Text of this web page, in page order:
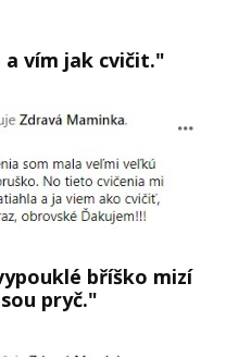
vím jak cvičit."
bříško mizí
pryč."